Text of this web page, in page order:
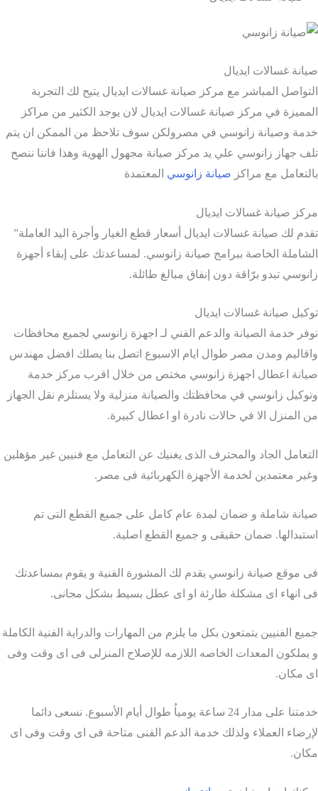
غسالات ايديال
المباشر مع مركز صيانة غسالات ايديال يتيح لك التجربة
في مركز صيانة غسالات ايديال لان يوجد الكثير من مراكز
وصيانة زانوسي في مصرولكن سوف تلاحظ من الممكن ان يتم
جهاز زانوسي علي يد مركز صيانة مجهول الهوية وهذا فاننا ننصح
مع مراكزصيانة زانوسيالمعتمدة
صيانة غسالات ايديال
لك صيانة غسالات ايديال أسعار قطع الغيار وأجرة اليد العاملة”
الخاصة ببرامج صيانة زانوسي. لمساعدتك على إبقاء أجهزة
تبدو برّاقة دون إنفاق مبالغ طائلة.
صيانة غسالات ايديال
خدمة الصيانة والدعم الفني لـ اجهزة زانوسي لجميع محافظات
ومدن مصر طوال ايام الاسبوع اتصل بنا يصلك افضل مهندس
اعطال اجهزة زانوسي مختص من خلال اقرب مركز خدمة
زانوسي في محافظتك والصيانة منزلية ولا يستلزم نقل الجهاز
المنزل الا في حالات نادرة او اعطال كبيرة.
الجاد والمحترف الذى يغنيك عن التعامل مع فنيين غير مؤهلين
معتمدين لخدمة الأجهزة الكهربائية فى مصر.
شاملة و ضمان لمدة عام كامل على جميع القطع التى تم
ضمان حقيقى و جميع القطع اصلية.
موقع صيانة زانوسي يقدم لك المشورة الفنية و يقوم بمساعدتك
انهاء اى مشكلة طارئة او اى عطل بسيط بشكل مجانى.
الفنيين يتمتعون بكل ما يلزم من المهارات والدراية الفنية الكاملة
المعدات الخاصه اللازمه للإصلاح المنزلى فى اى وقت وفى
مكان.
خدمتنا على مدار 24 ساعة يومياُ طوال أيام الأسبوع. نسعى دائما
العملاء ولذلك خدمة الدعم الفنى متاحة فى اى وقت وفى اى